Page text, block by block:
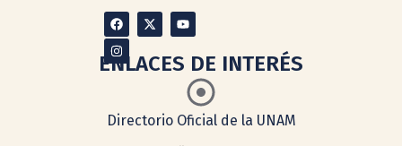
ENLACES DE INTERÉS
Directorio Oficial de la UNAM